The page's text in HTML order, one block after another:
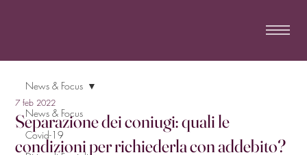
News & Focus
Covid-19
News & Focus
Separazione dei coniugi: quali le
condizioni per richiederla con addebito?
7 feb 2022